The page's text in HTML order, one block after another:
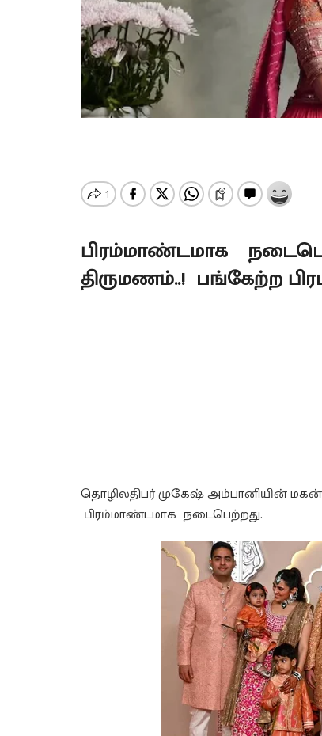
பிரம்மாண்டமாக
திருமணம்..! பங்கேற்ற
தொழிலதிபர் முகேஷ் அம்பானியின்
பிரம்மாண்டமாக நடைபெற்றது.